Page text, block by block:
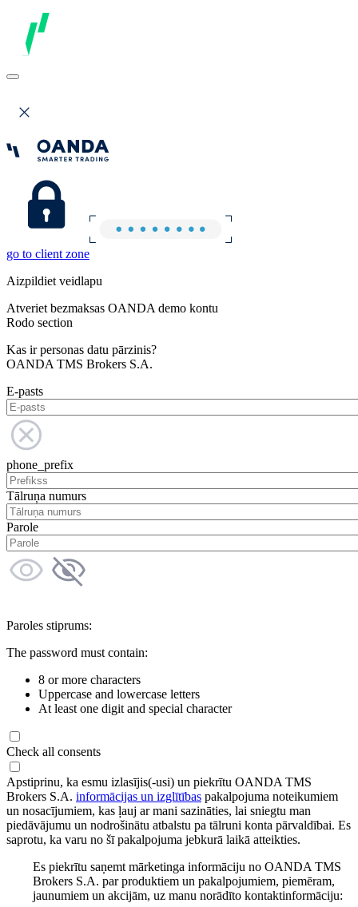
go to client zone
Aizpildiet veidlapu
Atveriet bezmaksas OANDA demo kontu
Rodo section
Kas ir personas datu pārzinis?
OANDA TMS Brokers S.A.
E-pasts
phone_prefix
Tālruņa numurs
Parole
Paroles stiprums:
The password must contain:
8 or more characters
Uppercase and lowercase letters
At least one digit and special character
Check all consents
Apstiprinu, ka esmu izlasījis(-usi) un piekrītu OANDA TMS
Brokers S.A. informācijas un izglītības pakalpojuma noteikumiem
un nosacījumiem, kas ļauj ar mani sazināties, lai sniegtu man
piedāvājumu un nodrošinātu atbalstu pa tālruni konta pārvaldībai. Es
saprotu, ka varu no šī pakalpojuma jebkurā laikā atteikties.
Es piekrītu saņemt mārketinga informāciju no OANDA TMS
Brokers S.A. par produktiem un pakalpojumiem, piemēram,
jaunumiem un akcijām, uz manu norādīto kontaktinformāciju: